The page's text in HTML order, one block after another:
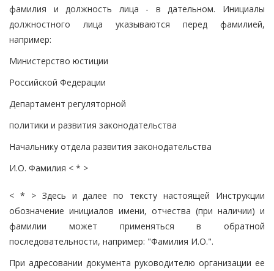
фамилия и должность лица - в дательном. Инициалы
должностного лица указываются перед фамилией,
например:
Министерство юстиции
Российской Федерации
Департамент регуляторной
политики и развития законодательства
Начальнику отдела развития законодательства
И.О. Фамилия < * >
< * > Здесь и далее по тексту настоящей Инструкции
обозначение инициалов имени, отчества (при наличии) и
фамилии может применяться в обратной
последовательности, например: "Фамилия И.О.".
При адресовании документа руководителю организации ее